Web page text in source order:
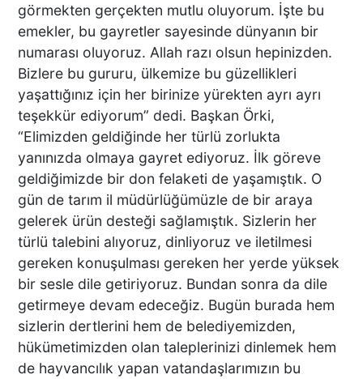
VERİMLİLİĞİ EĞİTİMLERİ
DENİZLİ SANAYİSİNDE
VERİMLİLİK ATILIMI
Başkan Ertemur; Makamda
Durmuyor, Sorunları
Yerinde Çözüyor
DTO’DAN İŞLETMELERE
ENERJİ VERİMLİLİĞİ
DESTEĞİ
BAŞKAN ERDOĞAN:
TİCARETİN YENİ DİLİ
DİJİTALLEŞMEDİR
görmekten gerçekten mutlu oluyorum. İşte bu
emekler, bu gayretler sayesinde dünyanın bir
numarası oluyoruz. Allah razı olsun hepinizden.
Bizlere bu gururu, ülkemize bu güzellikleri
yaşattığınız için her birinize yürekten ayrı ayrı
teşekkür ediyorum” dedi. Başkan Örki,
“Elimizden geldiğinde her türlü zorlukta
yanınızda olmaya gayret ediyoruz. İlk göreve
geldiğimizde bir don felaketi de yaşamıştık. O
gün de tarım il müdürlüğümüzle de bir araya
gelerek ürün desteği sağlamıştık. Sizlerin her
türlü talebini alıyoruz, dinliyoruz ve iletilmesi
gereken konuşulması gereken her yerde yüksek
bir sesle dile getiriyoruz. Bundan sonra da dile
getirmeye devam edeceğiz. Bugün burada hem
sizlerin dertlerini hem de belediyemizden,
hükümetimizden olan taleplerinizi dinlemek hem
de hayvancılık yapan vatandaşlarımızın bu